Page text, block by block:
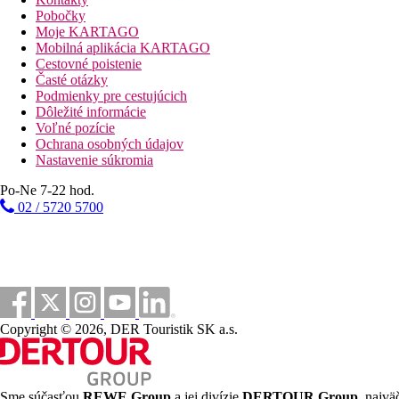
Mezonet
Max: 4 osoby (40 m2)
2 spálne, 2 kúpelne, 2 terasy s výhladom do záhrady
Vybavenie: veranda, minibar, LCD TV, DVD, telefón, trezor,
Superior suita
Max.: 4 osoby (45 m2)
2 samostatné izby, 2 kúpelne, 2 balkóny
Výhlad na more a do záhrady
Vybavenie: veranda, minibar, LCD TV, DVD, telefón, trezor,
Šport a zábava
Zdôraznite súkromie tým, že si prenajmete lod a navštívite
Vzdialenosti
19 km
Vzdialenosť od najbližšieho letiska
Pláž
Pobočky
Moje KARTAGO
Mobilná aplikácia KARTAGO
Cestovné poistenie
Časté otázky
Podmienky pre cestujúcich
Dôležité informácie
Voľné pozície
Ochrana osobných údajov
Nastavenie súkromia
Po-Ne 7-22 hod.
02 / 5720 5700
Copyright © 2026, DER Touristik SK a.s.